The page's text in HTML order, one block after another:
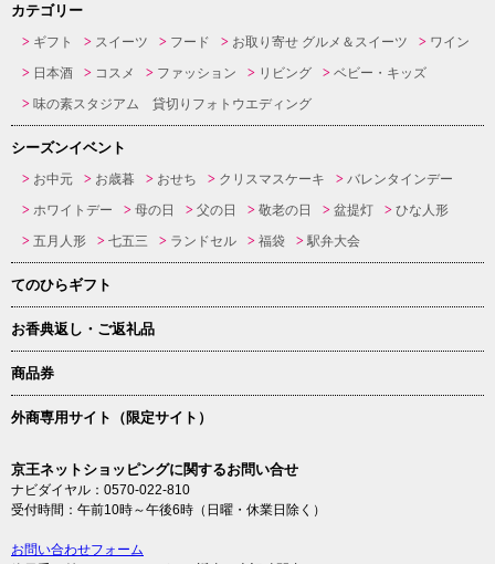
カテゴリー
ギフト スイーツ フード お取り寄せ グルメ＆スイーツ
ワイン
日本酒
コスメ ファッション リビング
ベビー・キッズ
味の素スタジアム 貸切りフォトウエディング
シーズンイベント
お中元 お歳暮 おせち クリスマスケーキ
バレンタインデー
ホワイトデー
母の日 父の日 敬老の日 盆提灯
ひな人形
五月人形
七五三 ランドセル 福袋 駅弁大会
てのひらギフト
お香典返し・ご返礼品
商品券
外商専用サイト（限定サイト）
京王ネットショッピングに関するお問い合せ
ナビダイヤル：0570-022-810
受付時間：午前10時～午後6時（日曜・休業日除く）
お問い合わせフォーム